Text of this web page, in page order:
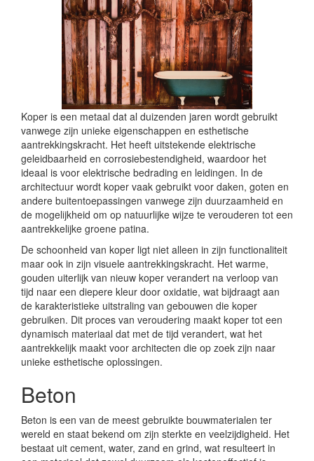
Koper is een metaal dat al duizenden jaren wordt gebruikt
vanwege zijn unieke eigenschappen en esthetische
aantrekkingskracht. Het heeft uitstekende elektrische
geleidbaarheid en corrosiebestendigheid, waardoor het
ideaal is voor elektrische bedrading en leidingen. In de
architectuur wordt koper vaak gebruikt voor daken, goten en
andere buitentoepassingen vanwege zijn duurzaamheid en
de mogelijkheid om op natuurlijke wijze te verouderen tot een
aantrekkelijke groene patina.
De schoonheid van koper ligt niet alleen in zijn functionaliteit
maar ook in zijn visuele aantrekkingskracht. Het warme,
gouden uiterlijk van nieuw koper verandert na verloop van
tijd naar een diepere kleur door oxidatie, wat bijdraagt aan
de karakteristieke uitstraling van gebouwen die koper
gebruiken. Dit proces van veroudering maakt koper tot een
dynamisch materiaal dat met de tijd verandert, wat het
aantrekkelijk maakt voor architecten die op zoek zijn naar
unieke esthetische oplossingen.
Beton
Beton is een van de meest gebruikte bouwmaterialen ter
wereld en staat bekend om zijn sterkte en veelzijdigheid. Het
bestaat uit cement, water, zand en grind, wat resulteert in